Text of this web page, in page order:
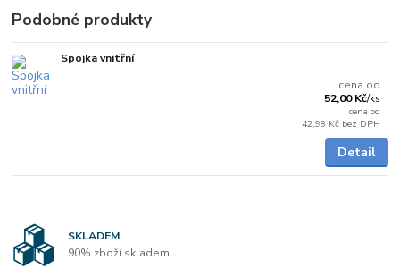
Podobné produkty
Spojka vnitřní
cena od
52,00 Kč/ks
cena od
42,98 Kč bez DPH
Detail
SKLADEM
90% zboží skladem